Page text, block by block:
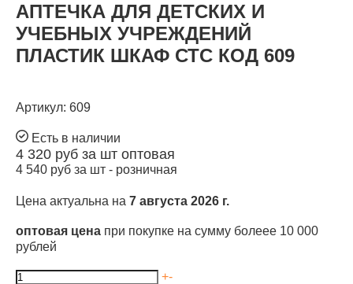
АПТЕЧКА ДЛЯ ДЕТСКИХ И
УЧЕБНЫХ УЧРЕЖДЕНИЙ
ПЛАСТИК ШКАФ СТС КОД 609
Артикул: 609
Есть в наличии
4 320 руб за шт оптовая
4 540 руб за шт - розничная
Цена актуальна на 7 августа 2026 г.
оптовая цена при покупке на сумму болеее 10 000
рублей
+-